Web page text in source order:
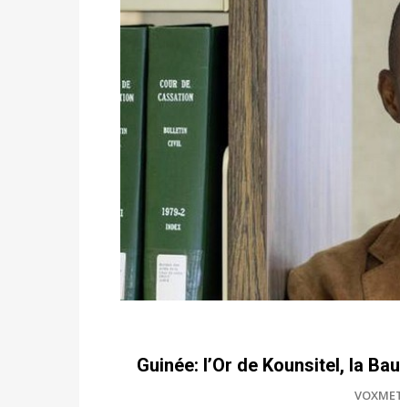
Politique -Délégués de bureaux de
avant le 16 mai 2026 à 16h
Politique Proclamation des résultats
statistiques des législatives et
Politique - Suite de la publication des
ce 03 juin à 14h
Guinée: l’Or de Kounsitel, la